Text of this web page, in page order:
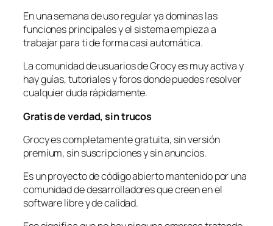
En una semana de uso regular ya dominas las
funciones principales y el sistema empieza a
trabajar para ti de forma casi automática.
La comunidad de usuarios de Grocy es muy activa y
hay guías, tutoriales y foros donde puedes resolver
cualquier duda rápidamente.
Gratis de verdad, sin trucos
Grocy es completamente gratuita, sin versión
premium, sin suscripciones y sin anuncios.
Es un proyecto de código abierto mantenido por una
comunidad de desarrolladores que creen en el
software libre y de calidad.